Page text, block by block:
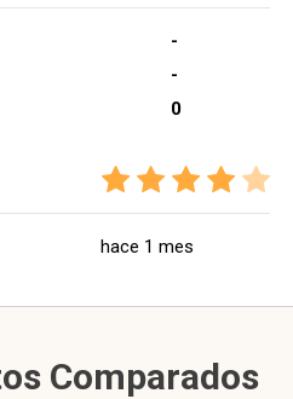
-
-
0
hace 1 mes
Comparados